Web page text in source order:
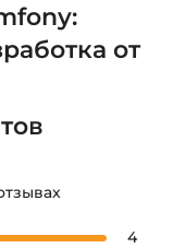
от
4